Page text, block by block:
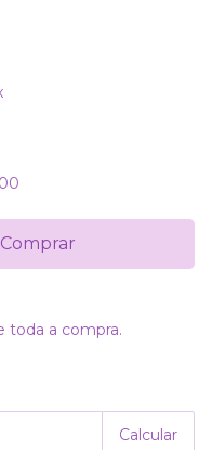
toda a compra.
Calcular